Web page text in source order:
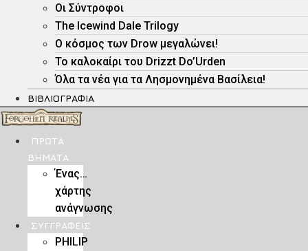
Οι Σύντροφοι
The Icewind Dale Trilogy
O κόσμος των Drow μεγαλώνει!
To καλοκαίρι του Drizzt Do’Urden
Όλα τα νέα για τα Λησμονημένα Βασίλεια!
ΒΙΒΛΙΟΓΡΑΦΊΑ
ΠΡΏΤΑ
ΒΉΜΑΤΑ
Ένας…
χάρτης
ανάγνωσης
ΣΥΓΓΡΑΦΕΊΣ
PHILIP